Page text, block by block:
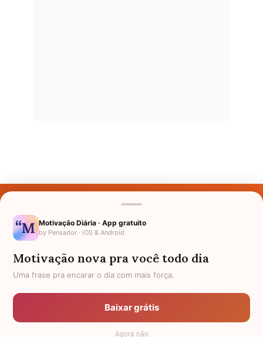
Nomes pelo Mundo
Política de Privacidade
Anuncie
Motivação Diária · App gratuito
by Pensador · iOS & Android
Motivação nova pra você todo dia
Uma frase pra encarar o dia com mais força.
Baixar grátis
Agora não